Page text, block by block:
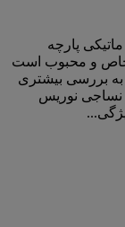
نوریس | ماتیکی پارچه
بافت خاص و محبوب است
بررسی بیشتری
لاکرا 1/40 و خرید از نساجی نوریس